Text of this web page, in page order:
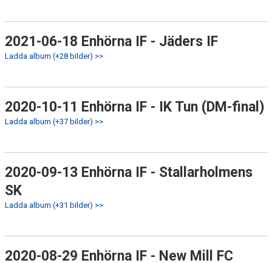
2021-06-18 Enhörna IF - Jäders IF
Ladda album (+28 bilder) >>
2020-10-11 Enhörna IF - IK Tun (DM-final)
Ladda album (+37 bilder) >>
2020-09-13 Enhörna IF - Stallarholmens
SK
Ladda album (+31 bilder) >>
2020-08-29 Enhörna IF - New Mill FC